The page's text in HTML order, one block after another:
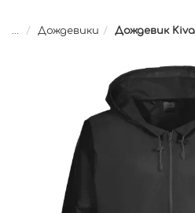
... Дождевики Дождевик